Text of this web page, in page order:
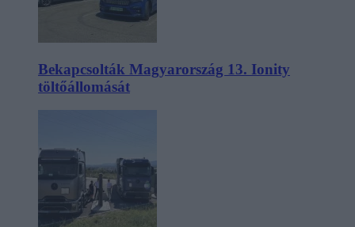
Bekapcsolták Magyarország 13. Ionity
töltőállomását